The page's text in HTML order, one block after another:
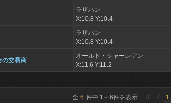
ラザハン
X:10.8 Y:10.4
ラザハン
X:10.8 Y:10.4
の交易商
オールド・シャーレアン
X:11.6 Y:11.2
全 6 件中 1 ～6件を表示 1